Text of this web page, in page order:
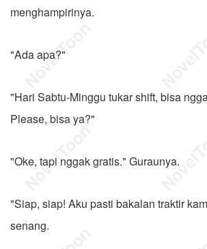
menghampirinya.
"Ada apa?"
"Hari Sabtu-Minggu tukar shift, bisa
Please, bisa ya?"
"Oke, tapi nggak gratis." Guraunya.
"Siap, siap! Aku pasti bakalan traktir
senang.